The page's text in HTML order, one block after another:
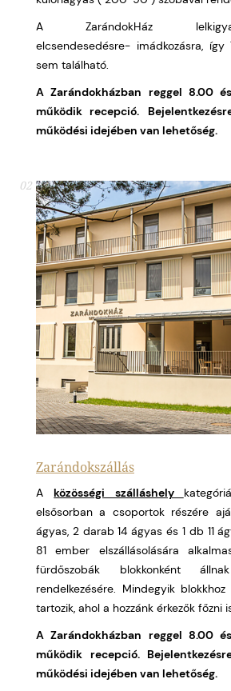
A ZarándokHáz
elcsendesedésre- imádkozásra,
sem található.
A Zarándokházban reggel 8.00
működik recepció.
működési idejében van lehetőség.
02
Zarándokszállás
Aközösségi szálláshely
elsősorban a csoportok részére
ágyas, 2 darab 14 ágyas és 1 db 11
81 ember elszállásolására
fürdőszobák blokkonként
rendelkezésére. Mindegyik
tartozik, ahol a hozzánk érkezők főzni
A Zarándokházban reggel 8.00
működik recepció.
működési idejében van lehetőség.